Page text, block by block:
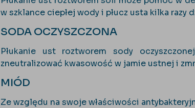
w szklance ciepłej wody i płucz usta kilka razy
SODA OCZYSZCZONA
Płukanie ust roztworem sody
zneutralizować kwasowość w jamie ustnej i
MIÓD
Ze względu na swoje właściwości